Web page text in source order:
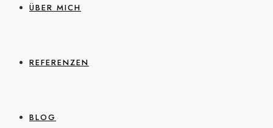
ÜBER MICH
REFERENZEN
BLOG